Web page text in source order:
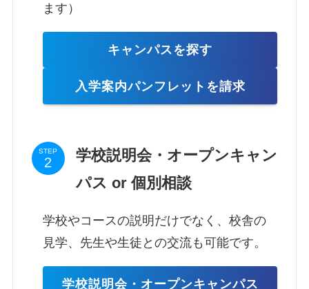
ます）
キャンパスを探す
入学案内パンフレットを請求
STEP
学校説明会・オープンキャン
パス or 個別相談
学校やコースの説明だけでなく、校舎の
見学、先生や生徒との交流も可能です。
学校説明会・オープンキャンパス